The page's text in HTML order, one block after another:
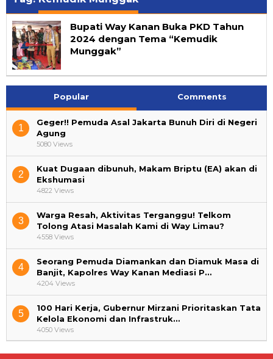
Bupati Way Kanan Buka PKD Tahun
2024 dengan Tema “Kemudik
Munggak”
Popular Comments
1
Geger!! Pemuda Asal Jakarta Bunuh Diri di Negeri
Agung
5080 Views
2
Kuat Dugaan dibunuh, Makam Briptu (EA) akan di
Ekshumasi
4822 Views
3
Warga Resah, Aktivitas Terganggu! Telkom
Tolong Atasi Masalah Kami di Way Limau?
4558 Views
4
Seorang Pemuda Diamankan dan Diamuk Masa di
Banjit, Kapolres Way Kanan Mediasi P…
4204 Views
5
100 Hari Kerja, Gubernur Mirzani Prioritaskan Tata
Kelola Ekonomi dan Infrastruk…
4050 Views